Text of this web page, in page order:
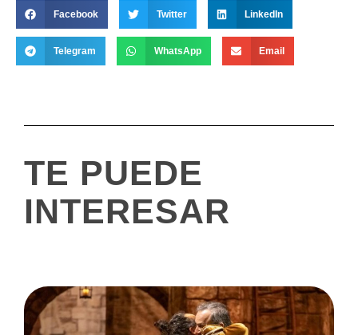
Facebook Twitter LinkedIn
Telegram WhatsApp Email
TE PUEDE
INTERESAR